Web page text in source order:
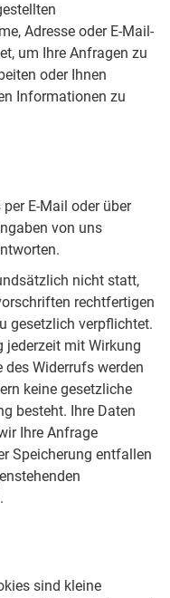
Adresse oder E-Mail-
um Ihre Anfragen zu
oder Ihnen
Informationen zu
E-Mail oder über
von uns
nicht statt,
rechtfertigen
gesetzlich verpflichtet.
jederzeit mit Wirkung
Widerrufs werden
keine gesetzliche
besteht. Ihre Daten
Ihre Anfrage
Speicherung entfallen
sind kleine